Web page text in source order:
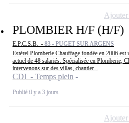
PLOMBIER H/F (H/F)
E.P.C.S.B. - 83 - PUGET SUR ARGENS
Estérel Plomberie Chauffage fondée en 2006 est
actuel de 48 salariés. Spécialisée en Plomberie,
intervenons sur des villas, chantier...
CDI - Temps plein
Publié il y a 3 jours
Ajouter